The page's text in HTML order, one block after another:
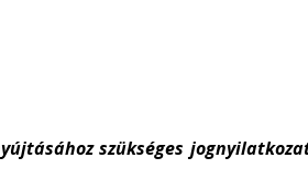
szükséges